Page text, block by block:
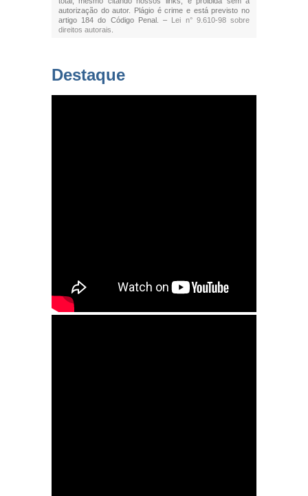
autorização do autor. Plágio é crime e está previsto no
artigo 184 do Código Penal. – Lei n° 9.610-98 sobre
direitos autorais
Destaque